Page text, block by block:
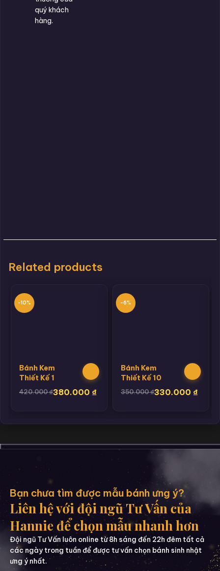
quý khách
hàng.
Related products
-10%
Bánh Kem
Thiết Kế 1
420.000₫380.000 ₫
-6%
Bánh Kem
Thiết Kế 10
350.000₫330.000 ₫
Bạn chưa tìm được mẫu bánh ưng ý?
Liên hệ với đội ngũ Tư Vấn của
Hannie để chọn mẫu nhanh hơn
Đội ngũ Tư Vấn luôn online từ 8h sáng đến 22h đêm tất cả
các ngày trong tuần để được tư vấn chọn bánh sinh nhật
ưng ý nhất.